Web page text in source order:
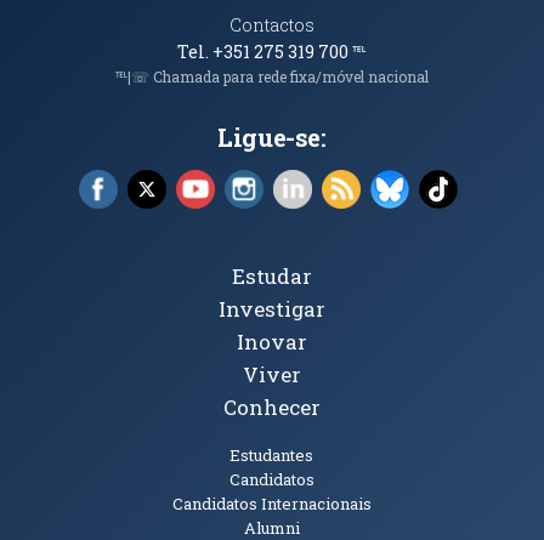
Contactos
Tel. +351 275 319 700℡
℡|☏ Chamada para rede fixa/móvel nacional
Ligue-se:
Facebook (abre em nova janela)
X (abre em nova janela)
YouTube (abre em nova janela)
Instagram (abre em nova janela)
LinkedIn (abre em nova
RSS (abre em nova
Bluesky (abre
TikTok
Tópicos Principais
Estudar
Investigar
Inovar
Viver
Conhecer
Estudantes
Candidatos
Candidatos Internacionais
Alumni